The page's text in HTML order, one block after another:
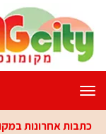
תפריט
כתבות אחרונות